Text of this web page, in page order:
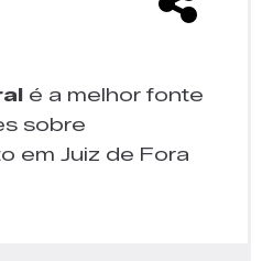
é a melhor fonte
sobre
em Juiz de Fora